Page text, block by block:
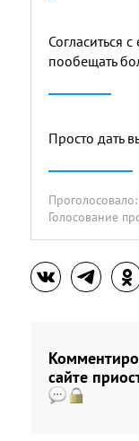
Согласиться
пообещать
Просто дать
Проголосовало:
Голосование
сайте